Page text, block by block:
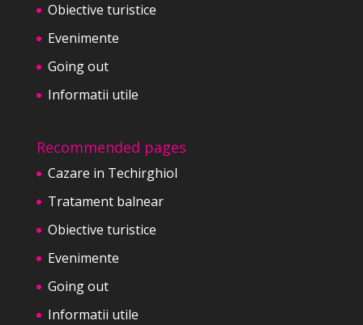
Obiective turistice
Evenimente
Going out
Informatii utile
Recommended pages
Cazare in Techirghiol
Tratament balnear
Obiective turistice
Evenimente
Going out
Informatii utile